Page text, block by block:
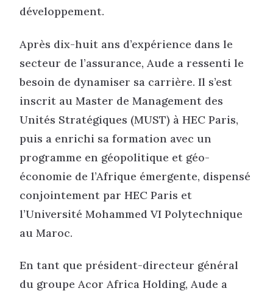
développement.
Après dix-huit ans d’expérience dans le
secteur de l’assurance, Aude a ressenti le
besoin de dynamiser sa carrière. Il s’est
inscrit au Master de Management des
Unités Stratégiques (MUST) à HEC Paris,
puis a enrichi sa formation avec un
programme en géopolitique et géo-
économie de l’Afrique émergente, dispensé
conjointement par HEC Paris et
l’Université Mohammed VI Polytechnique
au Maroc.
En tant que président-directeur général
du groupe Acor Africa Holding, Aude a